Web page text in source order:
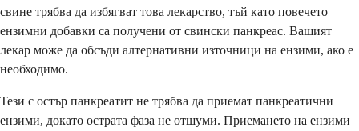
свине трябва да избягват това лекарство, тъй като повечето
ензимни добавки са получени от свински панкреас. Вашият
лекар може да обсъди алтернативни източници на ензими, ако е
необходимо.
Тези с остър панкреатит не трябва да приемат панкреатични
ензими, докато острата фаза не отшуми. Приемането на ензими